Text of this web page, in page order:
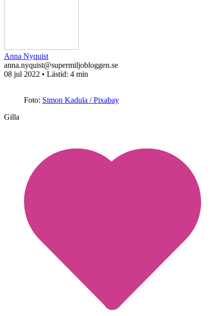
Anna Nyquist
anna.nyquist@supermiljobloggen.se
08 jul 2022 • Lästid: 4 min
Foto: Simon Kadula / Pixabay
Gilla